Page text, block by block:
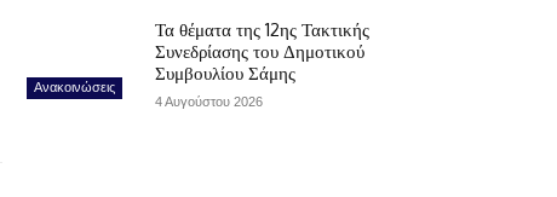
Ανακοινώσεις
Τα θέματα της 12ης Τακτικής
Συνεδρίασης του Δημοτικού
Συμβουλίου Σάμης
4 Αυγούστου 2026